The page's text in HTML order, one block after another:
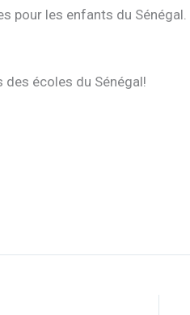
pour les enfants du
écoles du Sénégal!